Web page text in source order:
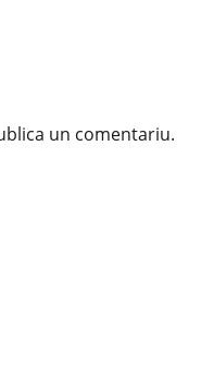
un comentariu.